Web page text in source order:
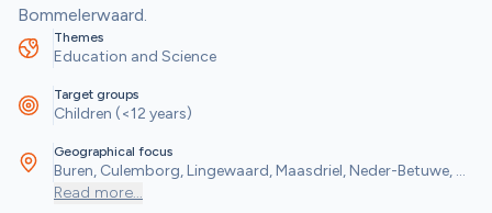
Bommelerwaard.
Themes
Education and Science
Target groups
Children (<12 years)
Geographical focus
Buren, Culemborg, Lingewaard, Maasdriel, Neder-Betuwe,
Overbetuwe, Tiel, West Betuwe, Zaltbommel
Read more...